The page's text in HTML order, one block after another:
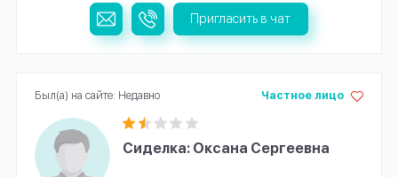
Пригласить в чат
Сиделка: Оксана Сергеевна
Частное лицо
Был(а) на сайте: Недавно